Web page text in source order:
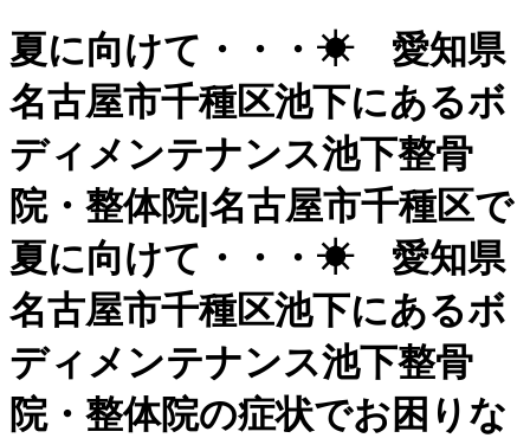
夏に向けて・・・☀ 愛知県
名古屋市千種区池下にあるボ
ディメンテナンス池下整骨
院・整体院|名古屋市千種区で
夏に向けて・・・☀ 愛知県
名古屋市千種区池下にあるボ
ディメンテナンス池下整骨
院・整体院の症状でお困りな